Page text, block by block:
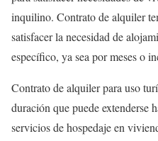
inquilino. Contrato de alquiler
satisfacer la necesidad de
específico, ya sea por meses o
Contrato de alquiler para uso
duración que puede extenderse
servicios de hospedaje en